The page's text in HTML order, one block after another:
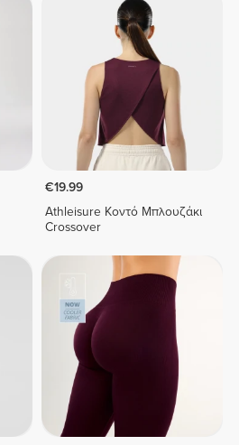
€19.99
Athleisure Κοντό Μπλουζάκι
Crossover